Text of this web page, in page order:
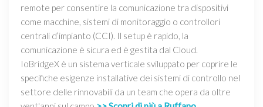
remote per consentire la comunicazione tra dispositivi
come macchine, sistemi di monitoraggio o controllori
centrali d’impianto (CCI). Il setup è rapido, la
comunicazione è sicura ed è gestita dal Cloud.
IoBridgeX è un sistema verticale sviluppato per coprire le
specifiche esigenze installative dei sistemi di controllo nel
settore delle rinnovabili da un team che opera da oltre